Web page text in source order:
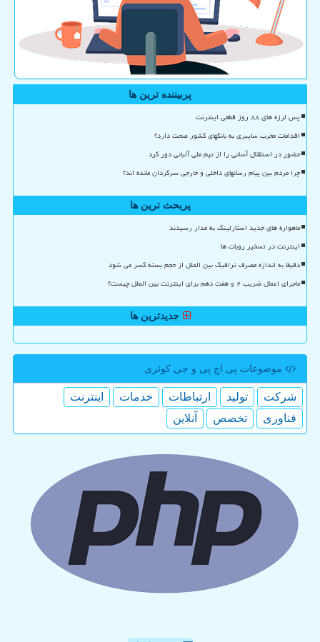
پربیننده ترین ها
پس لرزه های ۸۸ روز قطعی اینترنت
اقدامات مخرب سایبری به بانکهای کشور صحت دارد؟
حضور در استقلال آسانی را از تیم ملی آلبانی دور کرد
چرا مردم بین پیام رسانهای داخلی و خارجی سرگردان مانده اند؟
پربحث ترین ها
ماهواره های جدید استارلینک به مدار رسیدند
اینترنت در تسخیر روبات ها
دقیقا به اندازه مصرف ترافیک بین الملل از حجم بسته کسر می شود
ماجرای اعمال ضریب ۲ و هفت دهم برای اینترنت بین الملل چیست؟
جدیدترین ها
موضوعات پی اچ پی و جی كوئری
شركت تولید ارتباطات خدمات
اینترنت
فناوری
تخصص آنلاین